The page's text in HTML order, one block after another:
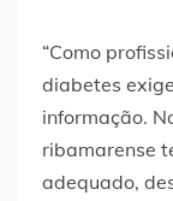
“Como
diabetes
informação.
ribamarense
adequado,